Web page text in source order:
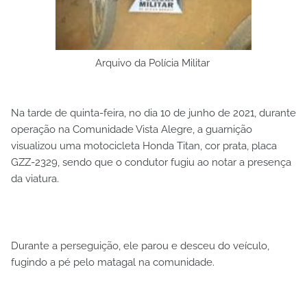
Arquivo da Polícia Militar
Na tarde de quinta-feira, no dia 10 de junho de 2021, durante
operação na Comunidade Vista Alegre, a guarnição
visualizou uma motocicleta Honda Titan, cor prata, placa
GZZ-2329, sendo que o condutor fugiu ao notar a presença
da viatura.
Durante a perseguição, ele parou e desceu do veículo,
fugindo a pé pelo matagal na comunidade.